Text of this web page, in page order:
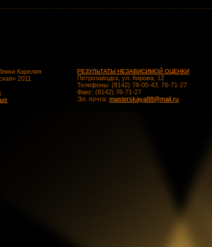
Карелия
2011
РЕЗУЛЬТАТЫ НЕЗАВИСИМОЙ ОЦЕНКИ
Петрозаводск, ул. Кирова, 12
Телефоны: (8142) 78-05-43, 76-71-27
Факс: (8142) 76-71-27
Эл. почта: masterskaya88@mail.ru